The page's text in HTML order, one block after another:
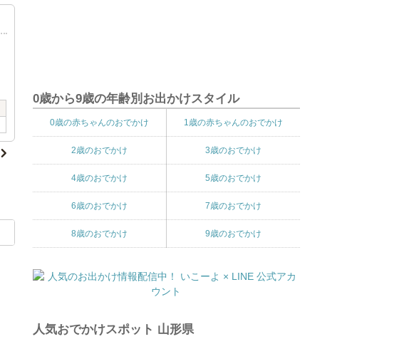
0歳から9歳の年齢別お出かけスタイル
0歳の赤ちゃんのおでかけ 1歳の赤ちゃんのおでかけ
2歳のおでかけ 3歳のおでかけ
4歳のおでかけ 5歳のおでかけ
6歳のおでかけ 7歳のおでかけ
8歳のおでかけ 9歳のおでかけ
人気おでかけスポット 山形県